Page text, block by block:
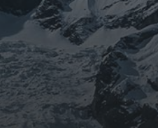
CATÉGORIES
Conférences
conférences échecs
Echecs